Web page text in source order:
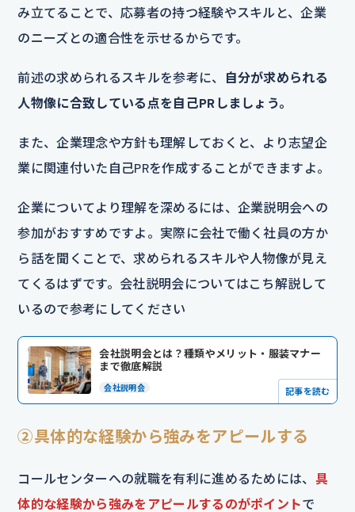
み立てることで、応募者の持つ経験やスキルと、企業
のニーズとの適合性を示せるからです。
前述の求められるスキルを参考に、
自分が求められる
人物像に合致している点を自己PRしましょう。
また、企業理念や方針も理解しておくと、より志望企
業に関連付いた自己PRを作成することができますよ。
企業についてより理解を深めるには、企業説明会への
参加がおすすめですよ。実際に会社で働く社員の方か
ら話を聞くことで、求められるスキルや人物像が見え
てくるはずです。会社説明会についてはこち解説して
いるので参考にしてください
会社説明会とは？種類やメリット・服装マナー
まで徹底解説
会社説明会 記事を読む
②具体的な経験から強みをアピールする
コールセンターへの就職を有利に進めるためには、 具
体的な経験から強みをアピールするのがポイントで